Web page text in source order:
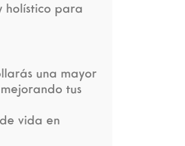
holístico para
una mayor
tus
vida en